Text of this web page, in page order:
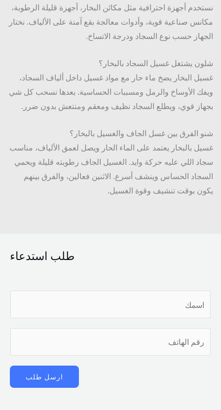
أجهزة احترافية مثل مكائن البخار، أجهزة قليلة الرطوبة،
صناعية قوية، وأدوات معالجة بقع آمنة على الألياف. نختار
حسب نوع السجاد ودرجة الاتساخ.
يشتغل غسيل السجاد بالبخار؟
البخار يضخ ماء حار مع مواد غسيل داخل ألياف السجاد،
الأوساخ والرمل ومسببات الحساسية. بعدها نسحب كل شي
قوي، ويطلع السجاد نظيف ومعقم ومنتعش بدون ضرر.
الفرق بين غسل الجاف والغسيل بالبخار؟
بالبخار يعتمد على الماء الحار ويصل لعمق الألياف، مناسب
اللي عليه حركة وايد. الغسيل الجاف رطوبته قليلة ويحمي
الحساس وينشف أسرع. الاثنين فعالين، والفرق بينهم
بوقت تنشيف وقوة الغسيل.
طلب استدعاء
ارسل طلب